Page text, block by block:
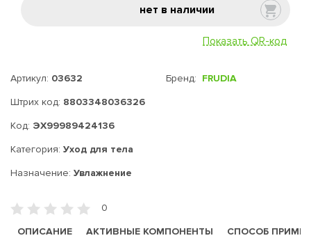
нет в наличии
Показать QR-код
Артикул: 03632
Штрих код: 8803348036326
Код: ЭХ99989424136
Бренд: FRUDIA
Категория: Уход для тела
Назначение: Увлажнение
0
ОПИСАНИЕ
АКТИВНЫЕ КОМПОНЕНТЫ СПОСОБ